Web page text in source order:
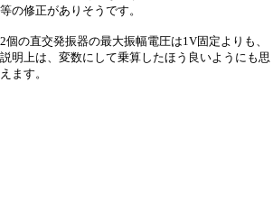
等の修正がありそうです。
2個の直交発振器の最大振幅電圧は1V固定よりも、
説明上は、変数にして乗算したほう良いようにも思
えます。